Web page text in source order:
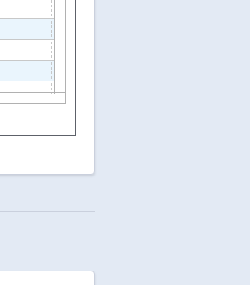
2011-09-01
2024-01-25
2013-05-13